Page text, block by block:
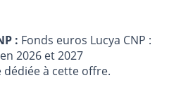
: Fonds euros Lucya CNP :
2026 et 2027
à cette offre.